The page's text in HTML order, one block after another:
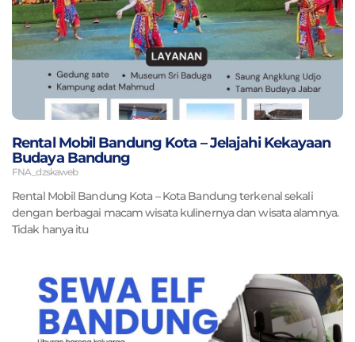
Rental Mobil Bandung Kota – Jelajahi Kekayaan
Budaya Bandung
FNA_dzskaweb
Rental Mobil Bandung Kota – Kota Bandung terkenal sekali
dengan berbagai macam wisata kulinernya dan wisata alamnya.
Tidak hanya itu